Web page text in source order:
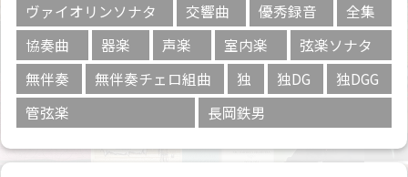
ヴァイオリンソナタ
交響曲 優秀録音
全集
協奏曲
器楽 声楽 室内楽
弦楽ソナタ
無伴奏
無伴奏チェロ組曲 独 独DG
独DGG
管弦楽
長岡鉄男